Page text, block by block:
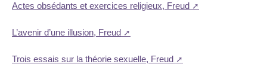
Actes obsédants et exercices religieux, Freud
L’avenir d’une illusion, Freud
Trois essais sur la théorie sexuelle, Freud